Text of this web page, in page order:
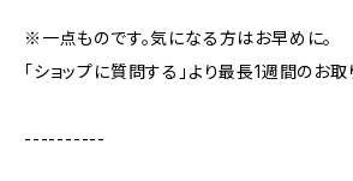
※一点ものです。気になる方はお早めに。
「ショップに質問する」より最長1週間のお取
----------